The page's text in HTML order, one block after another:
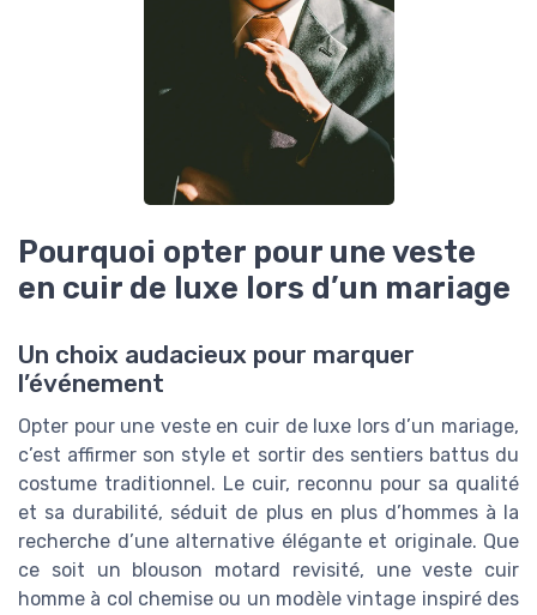
Pourquoi opter pour une veste
en cuir de luxe lors d’un mariage
Un choix audacieux pour marquer
l’événement
Opter pour une veste en cuir de luxe lors d’un mariage,
c’est affirmer son style et sortir des sentiers battus du
costume traditionnel. Le cuir, reconnu pour sa qualité
et sa durabilité, séduit de plus en plus d’hommes à la
recherche d’une alternative élégante et originale. Que
ce soit un blouson motard revisité, une veste cuir
homme à col chemise ou un modèle vintage inspiré des